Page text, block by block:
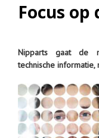
Focus
Nipparts gaat de
technische